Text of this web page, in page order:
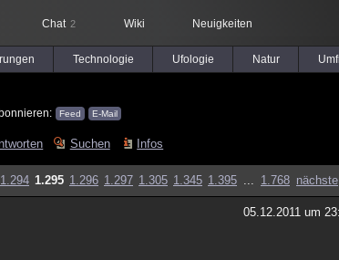
Chat 2 Wiki Neuigkeiten
Technologie Ufologie Natur
Feed E-Mail
Suchen Infos
1.294 1.295 1.296 1.297 1.305 1.345 1.395 ... 1.768 nächste
05.12.2011 um